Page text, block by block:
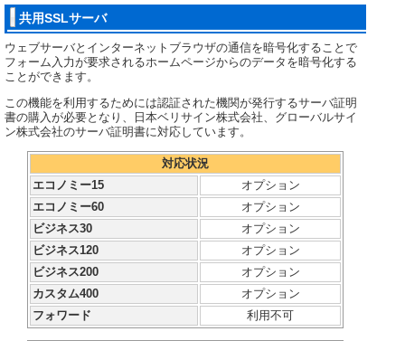
共用SSLサーバ
ウェブサーバとインターネットブラウザの通信を暗号化することで
フォーム入力が要求されるホームページからのデータを暗号化する
ことができます。
この機能を利用するためには認証された機関が発行するサーバ証明
書の購入が必要となり、日本ベリサイン株式会社、グローバルサイ
ン株式会社のサーバ証明書に対応しています。
対応状況
エコノミー15
オプション
エコノミー60
オプション
ビジネス30
オプション
ビジネス120
オプション
ビジネス200
オプション
カスタム400
オプション
フォワード
利用不可